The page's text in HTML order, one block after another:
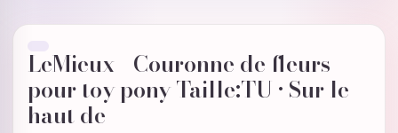
LeMieux - Couronne de fleurs
pour toy pony Taille:TU • Sur le
haut de